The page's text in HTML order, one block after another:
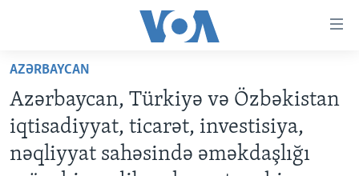
Skip
main
content
Skip
to
ANA SƏHİFƏ
PROQRAMLAR
AMERIKA İCMALI
DÜNYAYA BAXIŞ
AZƏRBAYCAN
DÜNYA
AZƏRBAYCAN
Azərbaycan, Türkiyə və Özbəkistan
iqtisadiyyat, ticarət, investisiya,
nəqliyyat sahəsində əməkdaşlığı